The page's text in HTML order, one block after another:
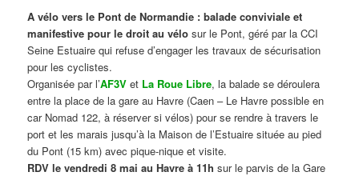
A vélo vers le Pont de Normandie : balade conviviale et
manifestive pour le droit au vélo sur le Pont, géré par la CCI
Seine Estuaire qui refuse d’engager les travaux de sécurisation
pour les cyclistes.
Organisée par l’AF3V et La Roue Libre, la balade se déroulera
entre la place de la gare au Havre (Caen – Le Havre possible en
car Nomad 122, à réserver si vélos) pour se rendre à travers le
port et les marais jusqu’à la Maison de l’Estuaire située au pied
du Pont (15 km) avec pique-nique et visite.
RDV le vendredi 8 mai au Havre à 11h sur le parvis de la Gare